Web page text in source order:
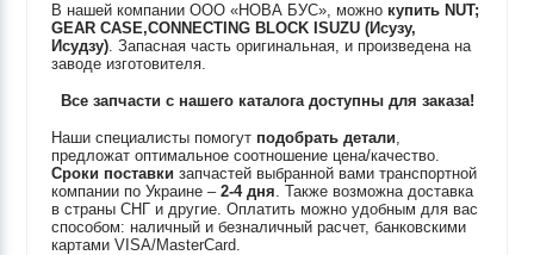
В нашей компании ООО «НОВА БУС», можно купить NUT;
GEAR CASE,CONNECTING BLOCK ISUZU (Исузу,
Исудзу). Запасная часть оригинальная, и произведена на
заводе изготовителя.
Все запчасти с нашего каталога доступны для заказа!
Наши специалисты помогут подобрать детали,
предложат оптимальное соотношение цена/качество.
Сроки поставки запчастей выбранной вами транспортной
компании по Украине –2-4 дня. Также возможна доставка
в страны СНГ и другие. Оплатить можно удобным для вас
способом: наличный и безналичный расчет, банковскими
картами VISA/MasterCard.